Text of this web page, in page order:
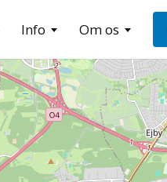
Info Om os